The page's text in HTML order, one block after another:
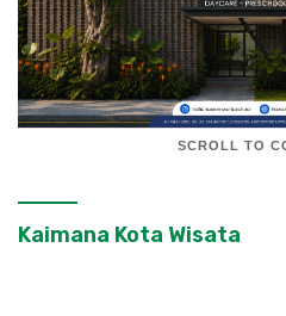
SCROLL TO
Kaimana Kota Wisata